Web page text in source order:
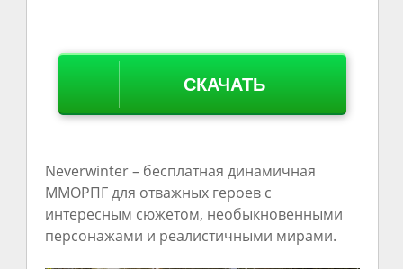
СКАЧАТЬ
Neverwinter – бесплатная динамичная
ММОРПГ для отважных героев с
интересным сюжетом, необыкновенными
персонажами и реалистичными мирами.